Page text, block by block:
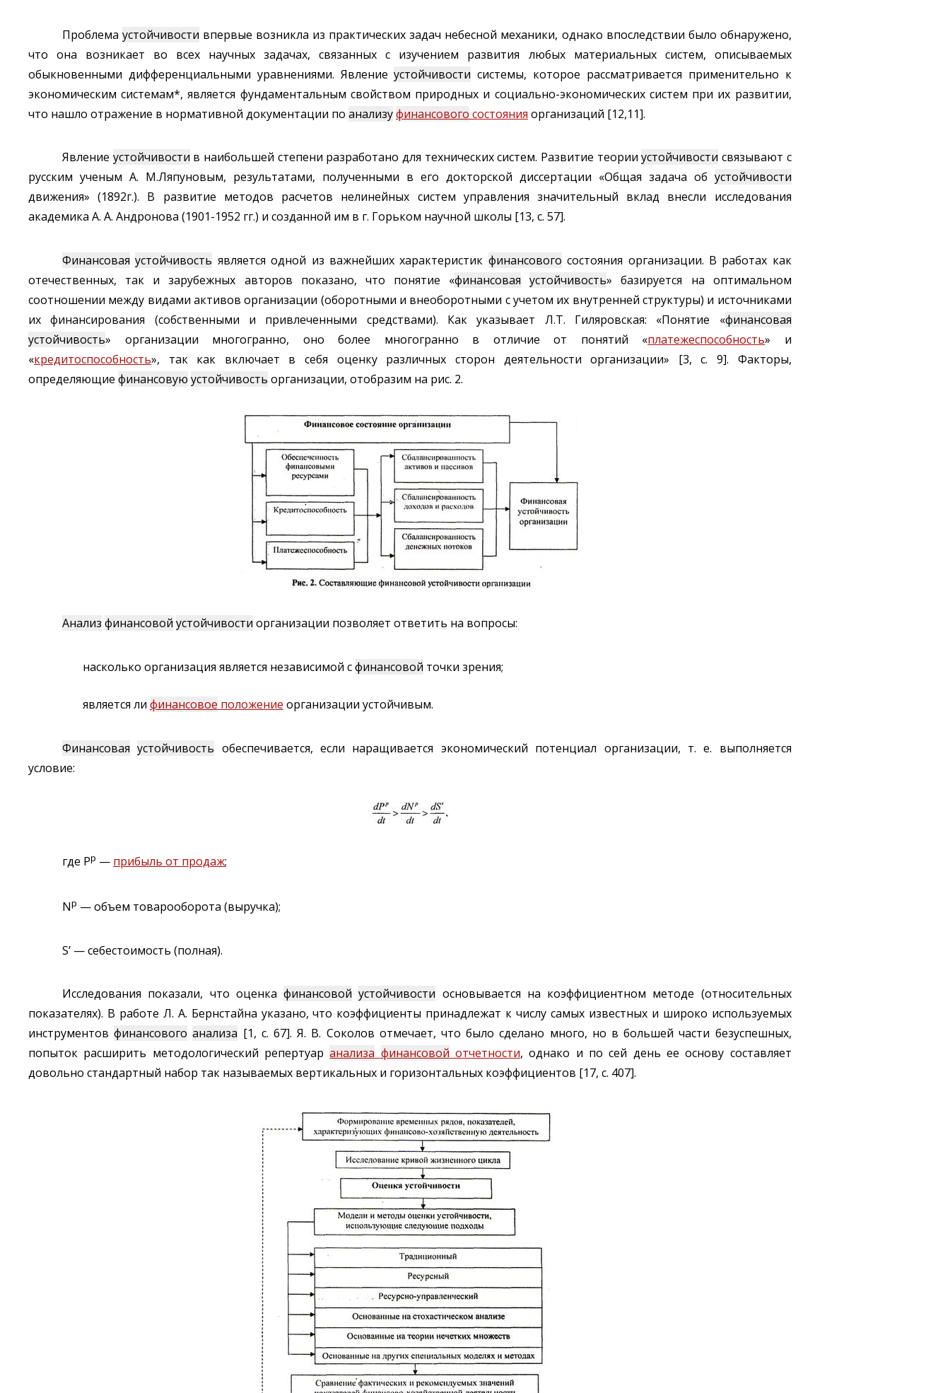
Проблемаустойчивости впервые возникла из практических задач небесной механики, однако впоследствии было обнаружено,
что она возникает во всех научных задачах, связанных с изучением развития любых материальных систем, описываемых
обыкновенными дифференциальными уравнениями. Явлениеустойчивости системы, которое рассматривается применительно к
экономическим системам*, является фундаментальным свойством природных и социально-экономических систем при их развитии,
что нашло отражение в нормативной документации по анализуфинансового состояния организаций [12,11].
Явление устойчивости в наибольшей степени разработано для технических систем. Развитие теорииустойчивости связывают с
русским ученым А. М.Ляпуновым, результатами, полученными в его докторской диссертации «Общая задача об устойчивости
движения» (1892г.). В развитие методов расчетов нелинейных систем управления значительный вклад внесли исследования
академика А. А. Андронова (1901-1952 гг.) и созданной им в г. Горьком научной школы [13, с. 57].
Финансовая устойчивость является одной из важнейших характеристик финансового состояния организации. В работах как
отечественных, так и зарубежных авторов показано, что понятие «финансовая устойчивость» базируется на оптимальном
соотношении между видами активов организации (оборотными и внеоборотными с учетом их внутренней структуры) и источниками
их финансирования (собственными и привлеченными средствами). Как указывает Л.Т. Гиляровская: «Понятие «финансовая
устойчивость» организации многогранно, оно более многогранно в отличие от понятий «платежеспособность» и
«кредитоспособность», так как включает в себя оценку различных сторон деятельности организации» [3, с. 9]. Факторы,
определяющие финансовую устойчивость организации, отобразим на рис. 2.
Анализ финансовой устойчивости организации позволяет ответить на вопросы:
насколько организация является независимой сфинансовой точки зрения;
является ли финансовое положение организации устойчивым.
Финансовая устойчивость обеспечивается, если наращивается экономический потенциал организации, т. е. выполняется
условие:
где Рр — прибыль от продаж;
Np — объем товарооборота (выручка);
S’ — себестоимость (полная).
Исследования показали, что оценкафинансовой устойчивости основывается на коэффициентном методе (относительных
показателях). В работе Л. А. Бернстайна указано, что коэффициенты принадлежат к числу самых известных и широко используемых
инструментовфинансового анализа [1, с. 67]. Я. В. Соколов отмечает, что было сделано много, но в большей части безуспешных,
попыток расширить методологический репертуаранализа финансовой отчетности, однако и по сей день ее основу составляет
довольно стандартный набор так называемых вертикальных и горизонтальных коэффициентов [17, с. 407].